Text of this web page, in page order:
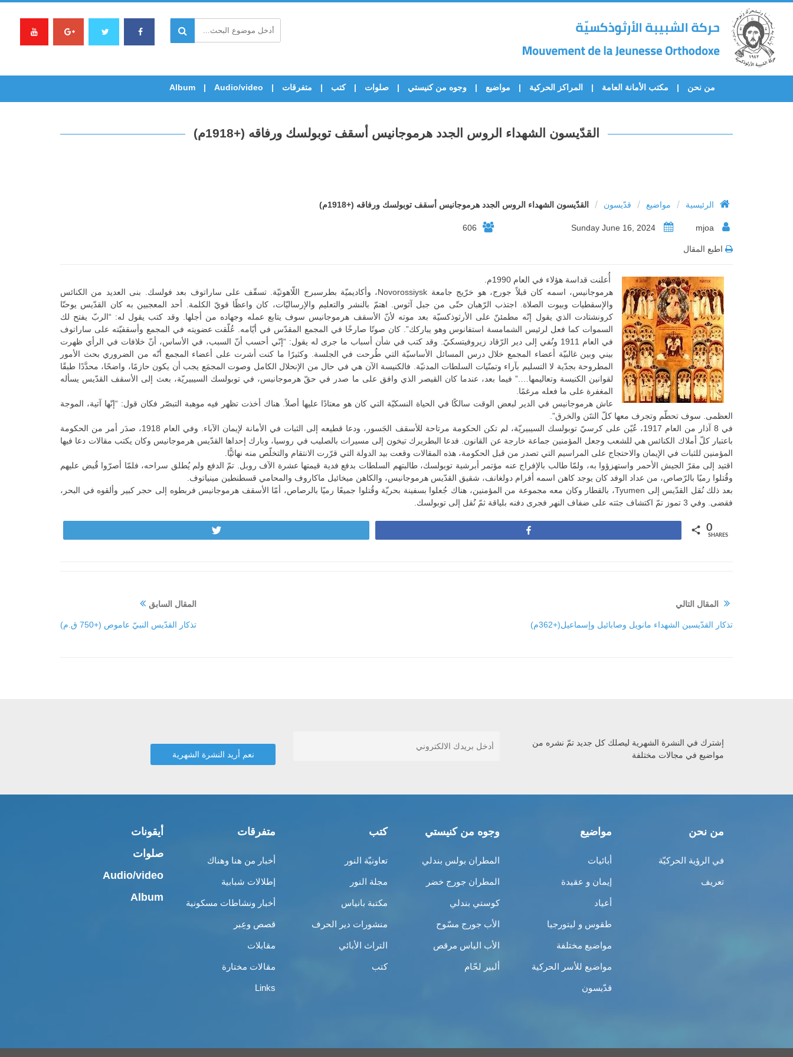
من نحن مكتب الأمانة العامة المراكز الحركية مواضيع وجوه من كنيستي صلوات كتب متفرقات Audio/video
Album
القدّيسون الشهداء الروس الجدد هرموجانيس أسقف توبولسك ورفاقه (+1918م)
الرئيسية / مواضيع / قدّيسون / القدّيسون الشهداء الروس الجدد هرموجانيس أسقف توبولسك ورفاقه (+1918م)
606
اطبع المقال
أُعلنت قداسة هؤلاء في العام 1990م.
هرموجانيس، اسمه كان قبلاً جورج، هو خرّيج جامعة Novorossiysk، وأكاديميّة بطرسبرج اللّاهوتيّة. تسقّف على ساراتوف بعد فولسك. بنى العديد من الكنائس
والإسقطيات وبيوت الصلاة. اجتذب الرّهبان حتّى من جبل آثوس. اهتمّ بالنشر والتعليم والإرساليّات، كان واعظًا قويّ الكلمة. أحد المعجبين به كان القدّيس يوحنّا
كرونشتادت الذي يقول إنّه مطمئنّ على الأرثوذكسيّة بعد موته لأنّ الأسقف هرموجانيس سوف يتابع عمله وجهاده من أجلها. وقد كتب يقول له: “الربّ يفتح لك
السموات كما فعل لرئيس الشمامسة استفانوس وهو يباركك”. كان صوتًا صارخًا في المجمع المقدّس في أيّامه. عُلّقت عضويته في المجمع وأسقفيّته على ساراتوف
في العام 1911 ونُفي إلى دير الرّقاد زيروفيتسكيّ. وقد كتب في شأن أسباب ما جرى له يقول: “إنّي أحسب أنّ السبب، في الأساس، أنّ خلافات في الرأي ظهرت
بيني وبين غالبيّة أعضاء المجمع خلال درس المسائل الأساسيّة التي طُرحت في الجلسة. وكثيرًا ما كنت أشرت على أعضاء المجمع أنّه من الضروري بحث الأمور
المطروحة بجدّية لا التسليم بآراء وتمنّيات السلطات المدنيّة. فالكنيسة الآن هي في حال من الإنحلال الكامل وصوت المجمَع يجب أن يكون حازمًا، واضحًا، محدَّدًا طبقًا
لقوانين الكنيسة وتعاليمها….” فيما بعد، عندما كان القيصر الذي وافق على ما صدر في حقّ هرموجانيس، في توبولسك السيبيريّة، بعث إلى الأسقف القدّيس يسأله
المغفرة على ما فعله مرغمًا.
عاش هرموجانيس في الدير لبعض الوقت سالكًا في الحياة النسكيّة التي كان هو معتادًا عليها أصلاً. هناك أخذت تظهر فيه موهبة التبصّر فكان قول: “إنّها آتية، الموجة
العظمى. سوف تحطّم وتجرف معها كلّ النتَن والخرق”.
في 8 آذار من العام 1917، عُيّن على كرسيّ توبولسك السيبيريّة، لم تكن الحكومة مرتاحة للأسقف الجَسور، ودعا قطيعه إلى الثبات في الأمانة لإيمان الآباء. وفي العام 1918، صدَر أمر من الحكومة
باعتبار كلّ أملاك الكنائس هي للشعب وجعل المؤمنين جماعة خارجة عن القانون. فدعا البطريرك تيخون إلى مسيرات بالصليب في روسيا، وبارك إحداها القدّيس هرموجانيس وكان يكتب مقالات دعا فيها
المؤمنين للثبات في الإيمان والاحتجاج على المراسيم التي تصدر من قبل الحكومة، هذه المقالات وقعت بيد الدولة التي قرّرت الانتقام والتخلّص منه نهائيًّا.
اقتيد إلى مقرّ الجيش الأحمر واستهزؤوا به، ولمّا طالب بالإفراج عنه مؤتمر أبرشية توبولسك، طالبتهم السلطات بدفع فدية قيمتها عشرة الآف روبل. تمّ الدفع ولم يُطلق سراحه، فلمّا أصرّوا قُبض عليهم
وقُتلوا رميًا بالرّصاص، من عداد الوفد كان يوجد كاهن اسمه أفرام دولغانف، شقيق القدّيس هرموجانيس، والكاهن ميخائيل ماكاروف والمحامي قسطنطين مينياتوف.
بعد ذلك نُقل القدّيس إلى Tyumen، بالقطار وكان معه مجموعة من المؤمنين، هناك جُعلوا بسفينة بحريّة وقُتلوا جميعًا رميًا بالرصاص، أمّا الأسقف هرموجانيس فربطوه إلى حجر كبير وألقوه في البحر،
فقضى. وفي 3 تموز تمّ اكتشاف جثته على ضفاف النهر فجرى دفنه بلياقة ثمّ نُقل إلى توبولسك.
0
SHARES
المقال السابق
تذكار القدّيس النبيّ عاموص (+750 ق.م)
المقال التالي
تذكار القدّيسين الشهداء مانويل وصابائيل وإسماعيل(+362م)
إشترك في النشرة الشهرية ليصلك كل جديد تمّ نشره من
مواضيع في مجالات مختلفة
من نحن
في الرؤية الحركيّة
تعريف
مواضيع
أبائيات
إيمان و عقيدة
أعياد
طقوس و ليتورجيا
مواضيع مختلفة
مواضيع للأسر الحركية
قدّيسون
وجوه من كنيستي
المطران بولس بندلي
المطران جورج خضر
كوستي بندلي
الأب جورج مسّوح
الأب الياس مرقص
ألبير لحّام
كتب
تعاونيّة النور
مجلة النور
مكتبة بانياس
منشورات دير الحرف
التراث الأبائي
كتب
متفرقات
أخبار من هنا وهناك
إطلالات شبابية
أخبار ونشاطات مسكونية
قصص وعِبر
مقابلات
مقالات مختارة
Links
أيقونات
صلوات
Audio/video
Album